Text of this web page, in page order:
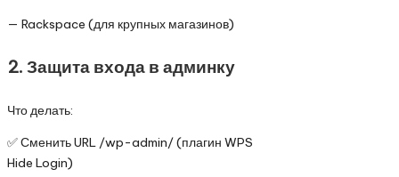
— Rackspace (для крупных магазинов)
2. Защита входа в админку
Что делать:
✅ Сменить URL /wp-admin/ (плагин WPS
Hide Login)